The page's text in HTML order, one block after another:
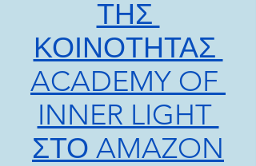
ΤΗΣ
ΚΟΙΝΟΤΗΤΑΣ
ACADEMY OF
INNER LIGHT
ΣΤΟ AMAZON